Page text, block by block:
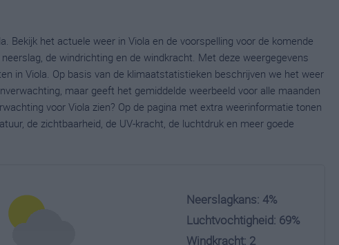
Bekijk het actuele weer in Viola en de voorspelling voor de komende
de windrichting en de windkracht. Met deze weergegevens
in Viola. Op basis van de klimaatstatistieken beschrijven we het weer
maar geeft het gemiddelde weerbeeld voor alle maanden
voor Viola zien? Op de pagina met extra weerinformatie tonen
de zichtbaarheid, de UV-kracht, de luchtdruk en meer goede
Neerslagkans: 4%
Luchtvochtigheid: 69%
Windkracht: 2